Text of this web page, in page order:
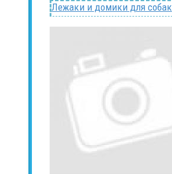
Лежаки и домики для собак